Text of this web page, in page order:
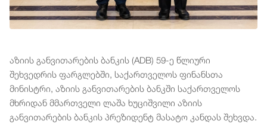
აზიის განვითარების ბანკის (ADB) 59-ე წლიური
შეხვედრის ფარგლებში, საქართველოს ფინანსთა
მინისტრი, აზიის განვითარების ბანკში საქართველოს
მხრიდან მმართველი ლაშა ხუციშვილი აზიის
განვითარების ბანკის პრეზიდენტ მასატო კანდას შეხვდა.